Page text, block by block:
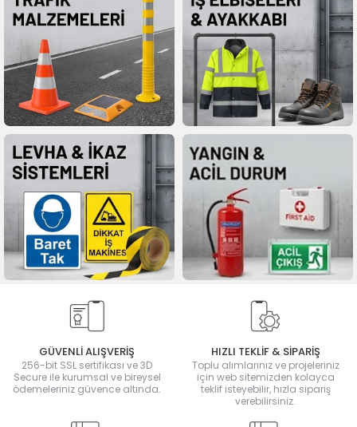
GÜVENLİ ALIŞVERİŞ
256-bit SSL sertifikası ve 3D
Secure ile kurumsal ve bireysel
ödemeleriniz güvence altında.
HIZLI TEKLİF & SİPARİŞ
Toplu alımlarınız ve projeleriniz
için web sitemizden kolayca
teklif isteyebilir, hızla sipariş
verebilirsiniz.